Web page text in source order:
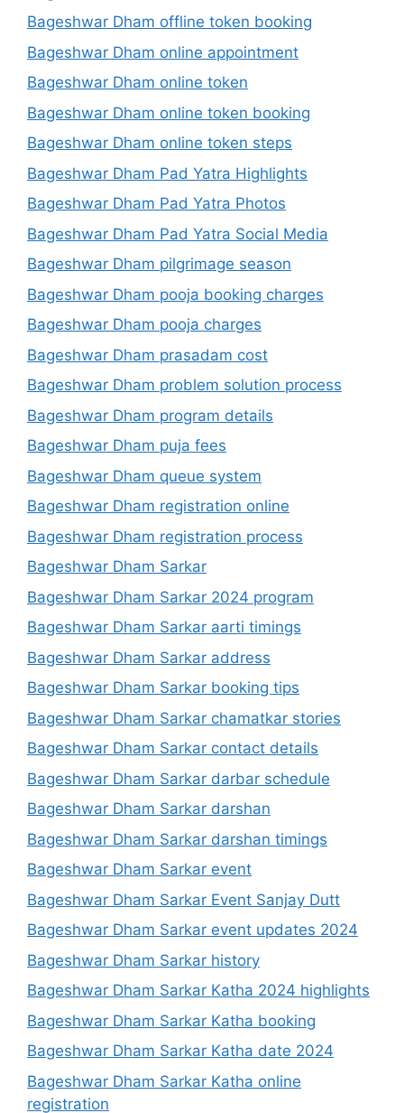
Bageshwar Dham offline token booking
Bageshwar Dham online appointment
Bageshwar Dham online token
Bageshwar Dham online token booking
Bageshwar Dham online token steps
Bageshwar Dham Pad Yatra Highlights
Bageshwar Dham Pad Yatra Photos
Bageshwar Dham Pad Yatra Social Media
Bageshwar Dham pilgrimage season
Bageshwar Dham pooja booking charges
Bageshwar Dham pooja charges
Bageshwar Dham prasadam cost
Bageshwar Dham problem solution process
Bageshwar Dham program details
Bageshwar Dham puja fees
Bageshwar Dham queue system
Bageshwar Dham registration online
Bageshwar Dham registration process
Bageshwar Dham Sarkar
Bageshwar Dham Sarkar 2024 program
Bageshwar Dham Sarkar aarti timings
Bageshwar Dham Sarkar address
Bageshwar Dham Sarkar booking tips
Bageshwar Dham Sarkar chamatkar stories
Bageshwar Dham Sarkar contact details
Bageshwar Dham Sarkar darbar schedule
Bageshwar Dham Sarkar darshan
Bageshwar Dham Sarkar darshan timings
Bageshwar Dham Sarkar event
Bageshwar Dham Sarkar Event Sanjay Dutt
Bageshwar Dham Sarkar event updates 2024
Bageshwar Dham Sarkar history
Bageshwar Dham Sarkar Katha 2024 highlights
Bageshwar Dham Sarkar Katha booking
Bageshwar Dham Sarkar Katha date 2024
Bageshwar Dham Sarkar Katha online
registration